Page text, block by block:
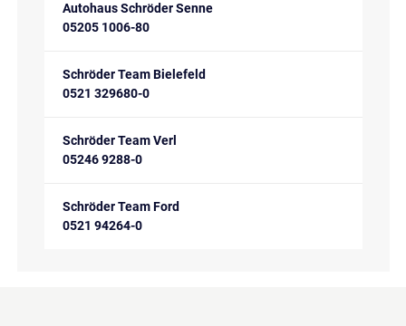
Autohaus Schröder Senne
05205 1006-80
Schröder Team Bielefeld
0521 329680-0
Schröder Team Verl
05246 9288-0
Schröder Team Ford
0521 94264-0